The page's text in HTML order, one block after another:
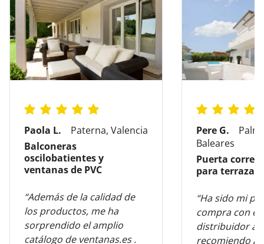
Paola L.
Paterna, Valencia
Balconeras
oscilobatientes y
ventanas de PVC
“Además de la calidad de
los productos, me ha
sorprendido el amplio
catálogo de ventanas.es .
Pere G.
Baleares
Puerta
para terraza
“Ha sido mi
compra con
distribuidor
recomiendo al